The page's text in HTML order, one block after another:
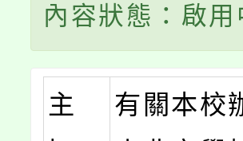
內容狀態：啟用
主
有關本校